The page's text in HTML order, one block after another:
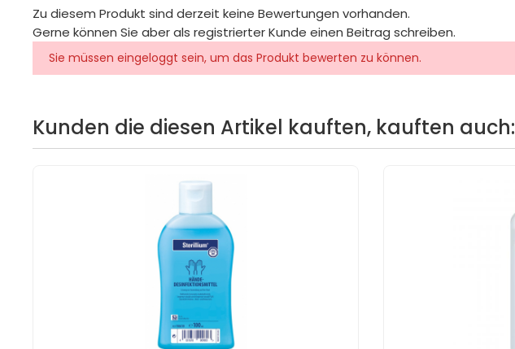
Zu diesem Produkt sind derzeit keine Bewertungen vorhanden.
Gerne können Sie aber als registrierter Kunde einen Beitrag schreiben.
Sie müssen eingeloggt sein, um das Produkt bewerten zu können.
Kunden die diesen Artikel kauften, kauften auch: